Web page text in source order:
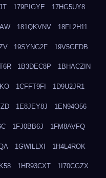
179PIGYE 17HG5UY8
181QKVNV 18FL2H11
19SYNG2F 19V5GFDB
1B3DEC8P 1BHACZIN
1CFFT9FI 1D9U2JR1
1E8JEY8J 1EN94O56
1FJ0BB6J 1FM8AVFQ
1GWILLXI 1H4L4ROK
1HR93CXT 1I70CGZX